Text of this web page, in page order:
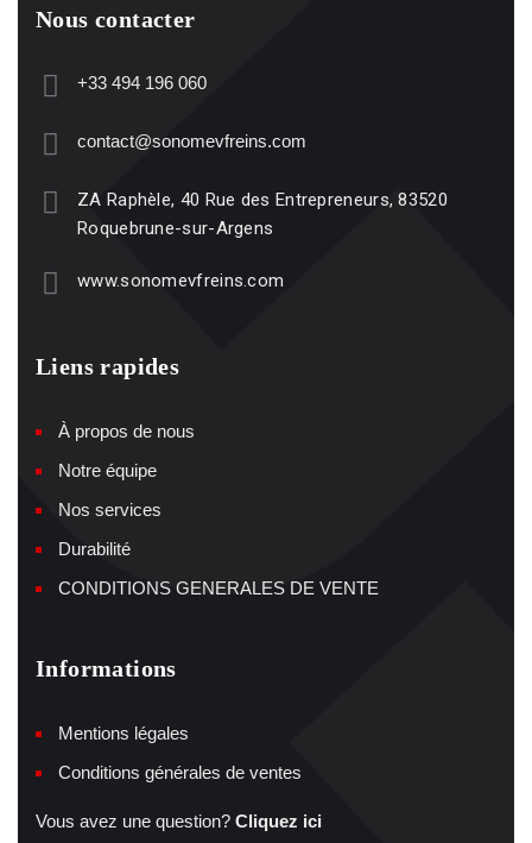
Nous contacter
+33 494 196 060
contact@sonomevfreins.com
ZA Raphèle, 40 Rue des Entrepreneurs, 83520
Roquebrune-sur-Argens
www.sonomevfreins.com
Liens rapides
À propos de nous
Notre équipe
Nos services
Durabilité
CONDITIONS GENERALES DE VENTE
Informations
Mentions légales
Conditions générales de ventes
Vous avez une question? Cliquez ici